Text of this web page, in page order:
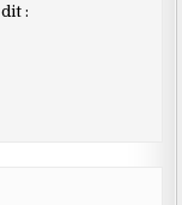
dit :